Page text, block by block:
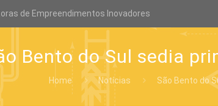
de Empreendimentos Inovadores
Bento do Sul sedia
Home Notícias São Bento do